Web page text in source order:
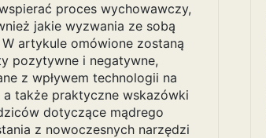
proces wychowawczy,
jakie wyzwania ze sobą
W artykule omówione zostaną
pozytywne i negatywne,
z wpływem technologii na
a także praktyczne wskazówki
dotyczące mądrego
z nowoczesnych narzędzi